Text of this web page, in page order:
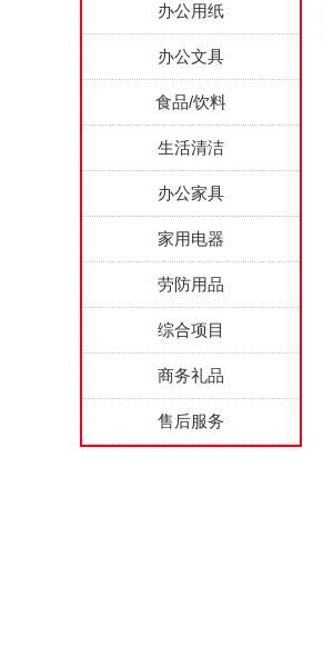
办公用纸
办公文具
食品/饮料
生活清洁
办公家具
家用电器
劳防用品
综合项目
商务礼品
售后服务